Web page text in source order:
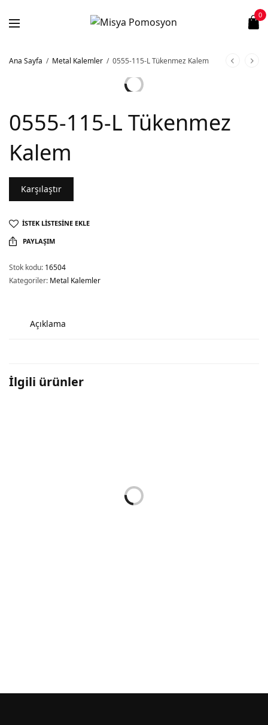
0
Ana Sayfa / Metal Kalemler / 0555-115-L Tükenmez Kalem
0555-115-L Tükenmez
Kalem
Karşılaştır
İSTEK LISTESINE EKLE
PAYLAŞIM
Stok kodu: 16504
Kategoriler: Metal Kalemler
Açıklama
İlgili ürünler